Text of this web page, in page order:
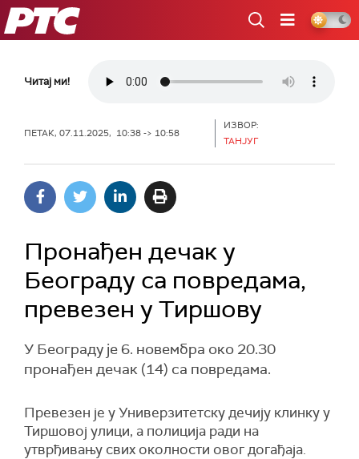
РТС
Читај ми!
ПЕТАК, 07.11.2025, 10:38 -> 10:58
ИЗВОР:
ТАНЈУГ
Пронађен дечак у
Београду са повредама,
превезен у Тиршову
У Београду је 6. новембра око 20.30
пронађен дечак (14) са повредама.
Превезен је у Универзитетску дечију клинку у
Тиршовој улици, а полиција ради на
утврђивању свих околности овог догађаја.